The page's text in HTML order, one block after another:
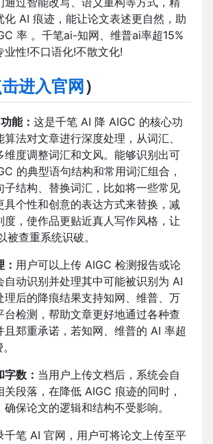
化 AI 痕迹，能让论文表述更自然，助
率 。千笔ai-知网、维普ai率超15%
业性!不口语化!不散文化!
进入官网 ）
能： 这是千笔 AI 降 AIGC 的核心功
法对文章进行深度处理，从词汇、
维度调整词汇和文风。能够识别出可
的典型语句结构和常用词汇组合，
子结构、替换词汇，比如将一些常见
具个性和创意的表达方式来替换，减
度，使作品更贴近真人写作风格，让
被查重系统识破。
用户可以上传 AIGC 检测报告或论
自动识别并处理其中可能被识别为 AI
理后的降痕结果支持知网、维普、万
台检测，帮助文章更好地通过各种查
且郑重承诺，若知网、维普的 AI 率超
数： 当用户上传文档后，系统会自
段落，在降低 AIGC 痕迹的同时，
保论文的逻辑和结构不受影响。
千笔 AI 官网， 用户可将论文上传至平